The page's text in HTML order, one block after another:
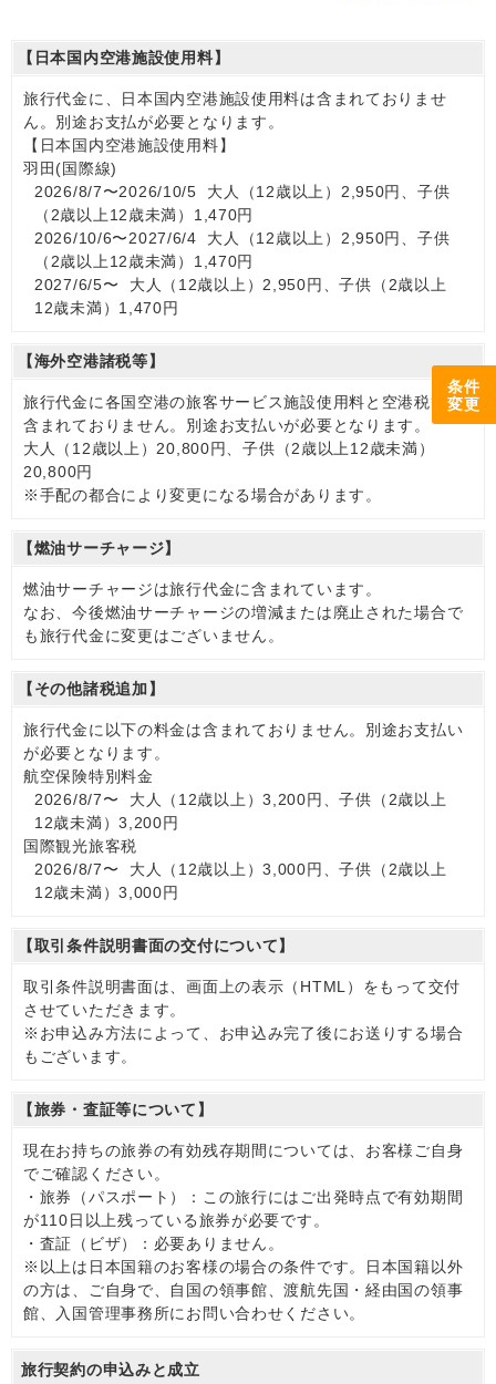
条件
変更
【日本国内空港施設使用料】
旅行代金に、日本国内空港施設使用料は含まれておりませ
ん。別途お支払が必要となります。
【日本国内空港施設使用料】
羽田(国際線)
2026/8/7〜2026/10/5 大人（12歳以上）2,950円、子供
（2歳以上12歳未満）1,470円
2026/10/6〜2027/6/4 大人（12歳以上）2,950円、子供
（2歳以上12歳未満）1,470円
2027/6/5〜 大人（12歳以上）2,950円、子供（2歳以上
12歳未満）1,470円
【海外空港諸税等】
旅行代金に各国空港の旅客サービス施設使用料と空港税等は
含まれておりません。別途お支払いが必要となります。
大人（12歳以上）20,800円、子供（2歳以上12歳未満）
20,800円
※手配の都合により変更になる場合があります。
【燃油サーチャージ】
燃油サーチャージは旅行代金に含まれています。
なお、今後燃油サーチャージの増減または廃止された場合で
も旅行代金に変更はございません。
【その他諸税追加】
旅行代金に以下の料金は含まれておりません。別途お支払い
が必要となります。
航空保険特別料金
2026/8/7〜 大人（12歳以上）3,200円、子供（2歳以上
12歳未満）3,200円
国際観光旅客税
2026/8/7〜 大人（12歳以上）3,000円、子供（2歳以上
12歳未満）3,000円
【取引条件説明書面の交付について】
取引条件説明書面は、画面上の表示（HTML）をもって交付
させていただきます。
※お申込み方法によって、お申込み完了後にお送りする場合
もございます。
【旅券・査証等について】
現在お持ちの旅券の有効残存期間については、お客様ご自身
でご確認ください。
・旅券（パスポート）：この旅行にはご出発時点で有効期間
が110日以上残っている旅券が必要です。
・査証（ビザ）：必要ありません。
※以上は日本国籍のお客様の場合の条件です。日本国籍以外
の方は、ご自身で、自国の領事館、渡航先国・経由国の領事
館、入国管理事務所にお問い合わせください。
旅行契約の申込みと成立